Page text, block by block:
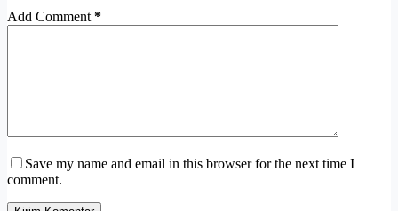
Add Comment *
Save my name and email in this browser for the next time I
comment.